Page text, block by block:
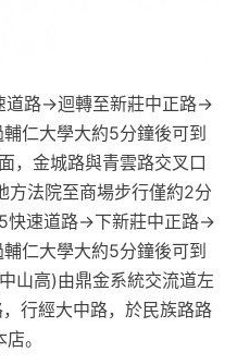
道路→迴轉至新莊中正路→
仁大學大約5分鐘後可到
，金城路與青雲路交叉口
方法院至商場步行僅約2分
快速道路→下新莊中正路→
仁大學大約5分鐘後可到
山高)由鼎金系統交流道左
行經大中路，於民族路路
。